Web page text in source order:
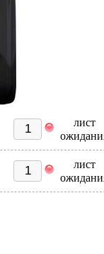
лист
лист